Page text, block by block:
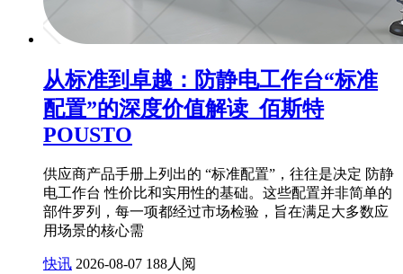
从标准到卓越：防静电工作台“标准
配置”的深度价值解读_佰斯特
POUSTO
供应商产品手册上列出的 “标准配置”，往往是决定 防静
电工作台 性价比和实用性的基础。这些配置并非简单的
部件罗列，每一项都经过市场检验，旨在满足大多数应
用场景的核心需
快讯 2026-08-07 188人阅